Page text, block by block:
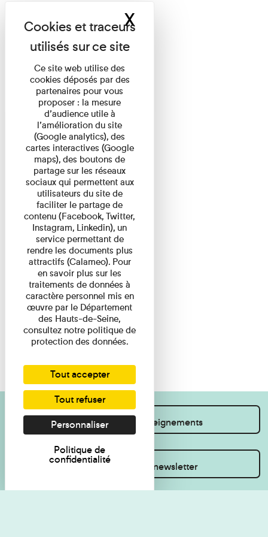
Je souhaite des renseignements
Inscrivez-vous à la newsletter
Ce site web utilise des
cookies déposés par des
partenaires pour vous
proposer : la mesure
d’audience utile à
l’amélioration du site
(Google analytics), des
cartes interactives (Google
maps), des boutons de
partage sur les réseaux
sociaux qui permettent aux
utilisateurs du site de
faciliter le partage de
contenu (Facebook, Twitter,
Instagram, Linkedin), un
service permettant de
rendre les documents plus
attractifs (Calameo). Pour
en savoir plus sur les
traitements de données à
caractère personnel mis en
œuvre par le Département
des Hauts-de-Seine,
consultez notre politique de
protection des données.
Tout accepter
Tout refuser
Personnaliser
Politique de
confidentialité
XMasquer le